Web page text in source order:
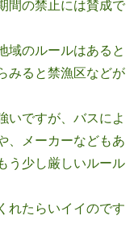
間の禁止には賛成で
域のルールはあると
みると禁漁区などが
いですが、バスによ
、メーカーなどもあ
う少し厳しいルール
れたらいイイのです